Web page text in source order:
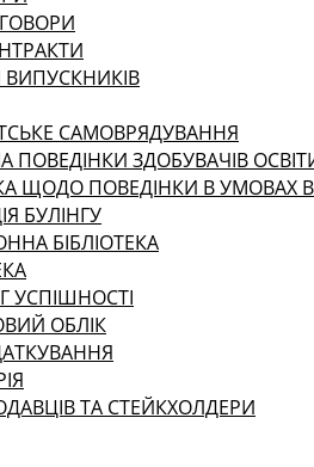
ВИПУСКНИКІВ
САМОВРЯДУВАННЯ
ПОВЕДІНКИ ЗДОБУВАЧІВ
ЩОДО ПОВЕДІНКИ В УМОВАХ
БУЛІНГУ
БІБЛІОТЕКА
УСПІШНОСТІ
ОБЛІК
ТА СТЕЙКХОЛДЕРИ